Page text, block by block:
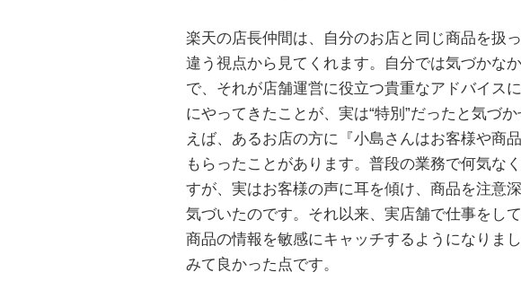
楽天の店長仲間は、自分のお店と同じ商品を扱
違う視点から見てくれます。自分では気づかな
で、それが店舗運営に役立つ貴重なアドバイス
にやってきたことが、実は“特別”だったと気づ
えば、あるお店の方に『小島さんはお客様や商
もらったことがあります。普段の業務で何気な
すが、実はお客様の声に耳を傾け、商品を注意
気づいたのです。それ以来、実店舗で仕事をし
商品の情報を敏感にキャッチするようになりま
みて良かった点です。